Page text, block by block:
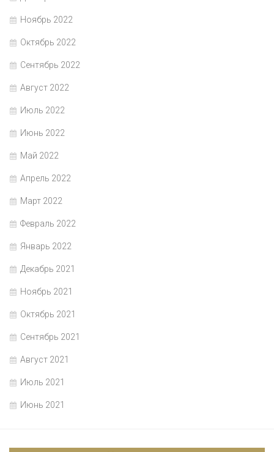
Ноябрь 2022
Октябрь 2022
Сентябрь 2022
Август 2022
Июль 2022
Июнь 2022
Май 2022
Апрель 2022
Март 2022
Февраль 2022
Январь 2022
Декабрь 2021
Ноябрь 2021
Октябрь 2021
Сентябрь 2021
Август 2021
Июль 2021
Июнь 2021